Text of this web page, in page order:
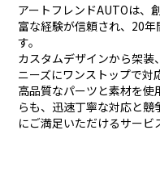
アートフレンドAUTOは、
富な経験が信頼され、 20年
す。
カスタムデザインから架装
ニーズにワンストップで対
高品質なパーツと素材を
らも、 迅速丁寧な対応と競
にご満足いただけるサービ